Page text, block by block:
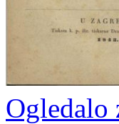
Ogledalo